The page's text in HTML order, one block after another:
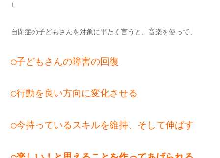
↓
自閉症の子どもさんを対象に平たく言うと、音楽を使って、
○子どもさんの障害の回復
○行動を良い方向に変化させる
○今持っているスキルを維持、そして伸ばす